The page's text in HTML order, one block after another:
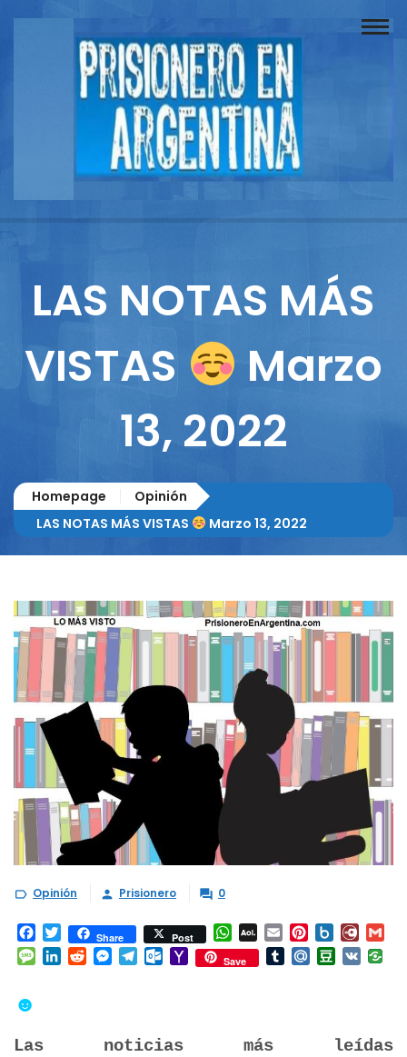
Buscador
Documentos
Reportajes
Columnistas
LAS NOTAS MÁS
VISTAS
Marzo
13, 2022
Homepage
Opinión
LAS NOTAS MÁS VISTAS
Marzo 13, 2022
 Opinión  Prisionero  0
Facebook
TwitterShare Post WhatsApp
AOL
Mail
EmailPinterest
Box.net
Message
LinkedInRedditMessenger
TelegramOutlook.com
YahooSave TumblrMail.RuDouban
VK
☻
Las noticias más leídas